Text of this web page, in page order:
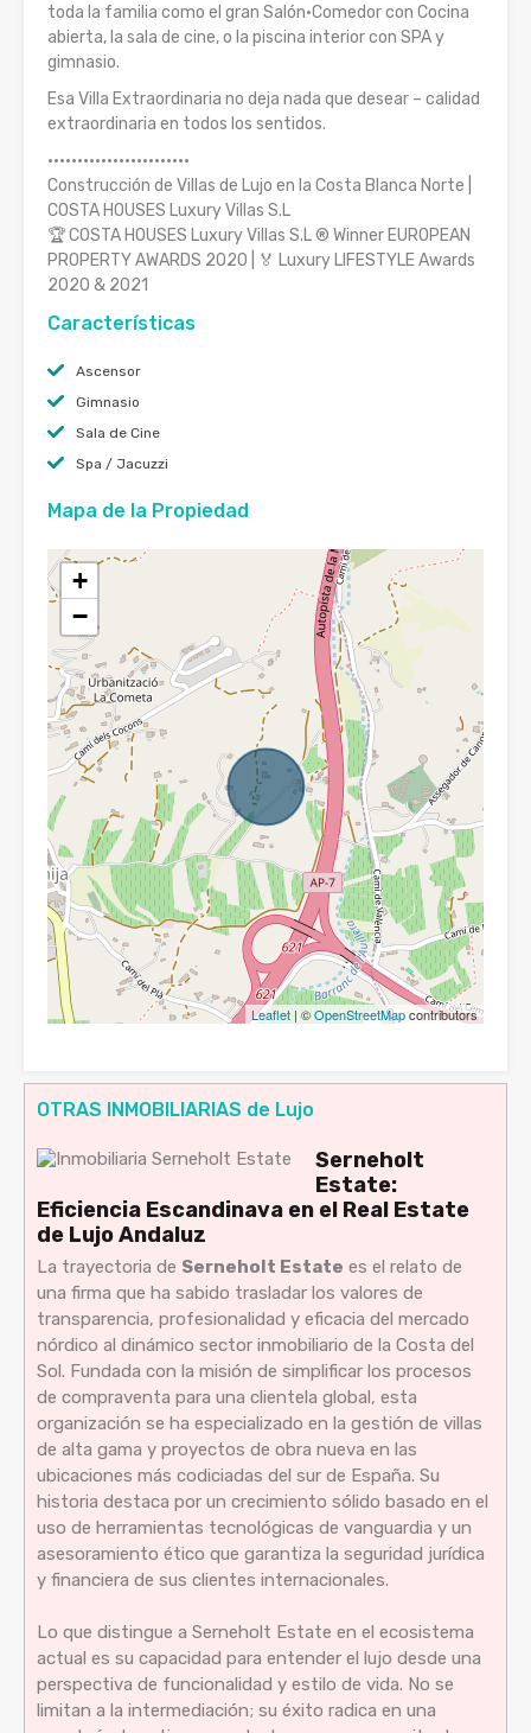
toda la familia como el gran Salón·Comedor con Cocina
abierta, la sala de cine, o la piscina interior con SPA y
gimnasio.
Esa Villa Extraordinaria no deja nada que desear – calidad
extraordinaria en todos los sentidos.
························
Construcción de Villas de Lujo en la Costa Blanca Norte |
COSTA HOUSES Luxury Villas S.L
🏆 COSTA HOUSES Luxury Villas S.L ® Winner EUROPEAN
PROPERTY AWARDS 2020 | 🏅 Luxury LIFESTYLE Awards
2020 & 2021
Características
Ascensor
Gimnasio
Sala de Cine
Spa / Jacuzzi
Mapa de la Propiedad
+
−
Leaflet | ©OpenStreetMapcontributors
OTRAS INMOBILIARIAS de Lujo
Serneholt
Estate:
Eficiencia Escandinava en el Real Estate
de Lujo Andaluz
La trayectoria de Serneholt Estate es el relato de
una firma que ha sabido trasladar los valores de
transparencia, profesionalidad y eficacia del mercado
nórdico al dinámico sector inmobiliario de la Costa del
Sol. Fundada con la misión de simplificar los procesos
de compraventa para una clientela global, esta
organización se ha especializado en la gestión de villas
de alta gama y proyectos de obra nueva en las
ubicaciones más codiciadas del sur de España. Su
historia destaca por un crecimiento sólido basado en el
uso de herramientas tecnológicas de vanguardia y un
asesoramiento ético que garantiza la seguridad jurídica
y financiera de sus clientes internacionales.
Lo que distingue a Serneholt Estate en el ecosistema
actual es su capacidad para entender el lujo desde una
perspectiva de funcionalidad y estilo de vida. No se
limitan a la intermediación; su éxito radica en una